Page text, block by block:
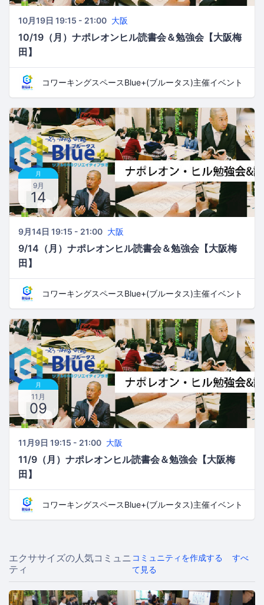
10月19日 19:15 - 21:00 大阪
10/19（月）ナポレオンヒル読書会＆勉強会【大阪梅
田】
コワーキングスペースBlue+(ブルータス)主催イベント
月
9月
14
9月14日 19:15 - 21:00 大阪
9/14（月）ナポレオンヒル読書会＆勉強会【大阪梅
田】
コワーキングスペースBlue+(ブルータス)主催イベント
月
11月
09
11月9日 19:15 - 21:00 大阪
11/9（月）ナポレオンヒル読書会＆勉強会【大阪梅
田】
コワーキングスペースBlue+(ブルータス)主催イベント
エクササイズの人気コミュニ
ティ
コミュニティを作成する
すべ
て見る